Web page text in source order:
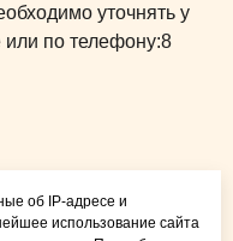
уточнять у
или по телефону:8
об IP-адресе и
использование сайта